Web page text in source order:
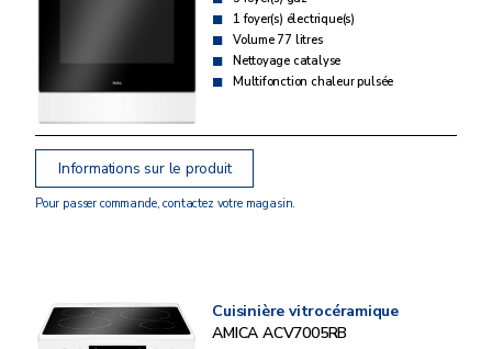
1 foyer(s) électrique(s)
Volume 77 litres
Nettoyage catalyse
Multifonction chaleur pulsée
Informations sur le produit
Pour passer commande, contactez votre magasin.
Cuisinière vitrocéramique
AMICA ACV7005RB